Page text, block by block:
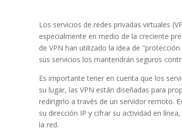
Los servicios de redes privadas virtuales
especialmente en medio de la creciente
de VPN han utilizado la idea de
sus servicios los mantendrán seguros
Es importante tener en cuenta que los
su lugar, las VPN están diseñadas para
redirigirlo a través de un servidor remoto.
su dirección IP y cifrar su actividad en
la red.